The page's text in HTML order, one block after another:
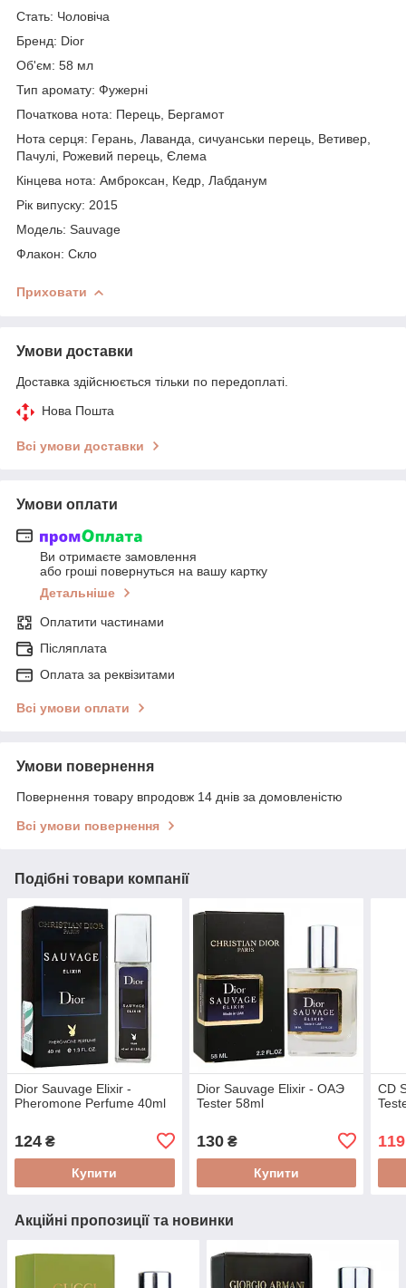
Стать: Чоловіча
Бренд: Dior
Об'єм: 58 мл
Тип аромату: Фужерні
Початкова нота: Перець, Бергамот
Нота серця: Герань, Лаванда, сичуанськи перець, Ветивер,
Пачулі, Рожевий перець, Єлема
Кінцева нота: Амброксан, Кедр, Лабданум
Рік випуску: 2015
Модель: Sauvage
Флакон: Скло
Приховати
Умови доставки
Доставка здійснюється тільки по передоплаті.
Нова Пошта
Всі умови доставки
Умови оплати
Ви отримаєте замовлення
або гроші повернуться на вашу картку
Детальніше
Оплатити частинами
Післяплата
Оплата за реквізитами
Всі умови оплати
Умови повернення
Повернення товару впродовж 14 днів за домовленістю
Всі умови повернення
Подібні товари компанії
Dior Sauvage Elixir -
Pheromone Perfume 40ml
124 ₴
Купити
Dior Sauvage Elixir - ОАЭ
Tester 58ml
130₴
Купити
CD
Акційні пропозиції та новинки